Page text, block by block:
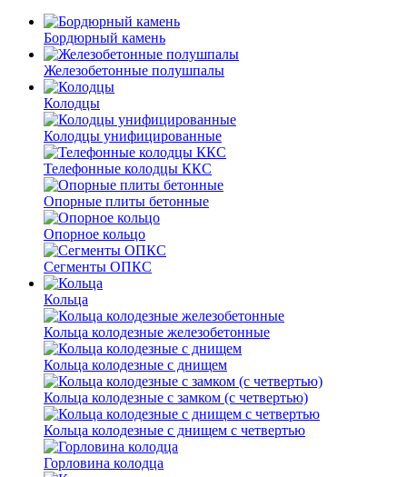
Бордюрный камень
Железобетонные полушпалы
Колодцы
Колодцы унифицированные
Телефонные колодцы ККС
Опорные плиты бетонные
Опорное кольцо
Сегменты ОПКС
Кольца
Кольца колодезные железобетонные
Кольца колодезные с днищем
Кольца колодезные с замком (с четвертью)
Кольца колодезные с днищем с четвертью
Горловина колодца